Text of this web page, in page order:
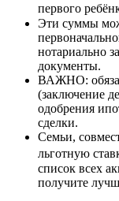
первого
Эти суммы
нотариально
документы.
ВАЖНО:
(заключение
одобрения
сделки.
Семьи,
льготную
список всех
получите